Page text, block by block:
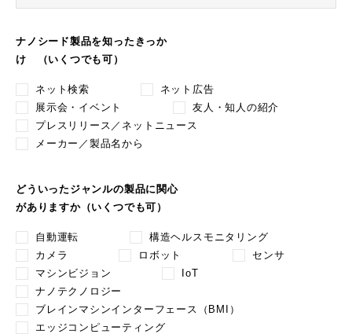
ナノシード製品を知ったきっか
け （いくつでも可）
ネット検索
ネット広告
展示会・イベント
友人・知人の紹介
プレスリリース／ネットニュース
メーカー／製品名から
どういったジャンルの製品に関心
がありますか（いくつでも可）
自動運転
構造ヘルスモニタリング
カメラ
ロボット
センサ
マシンビジョン
IoT
ナノテクノロジー
ブレインマシンインターフェース（BMI）
エッジコンピューティング